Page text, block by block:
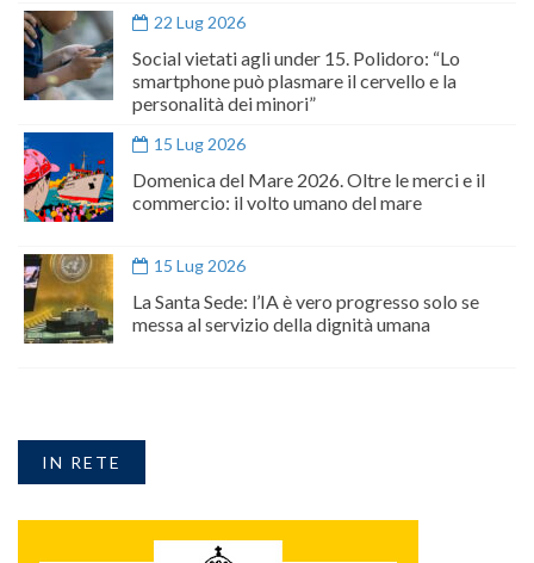
22 Lug 2026
Social vietati agli under 15. Polidoro: “Lo
smartphone può plasmare il cervello e la
personalità dei minori”
15 Lug 2026
Domenica del Mare 2026. Oltre le merci e il
commercio: il volto umano del mare
15 Lug 2026
La Santa Sede: l’IA è vero progresso solo se
messa al servizio della dignità umana
IN RETE